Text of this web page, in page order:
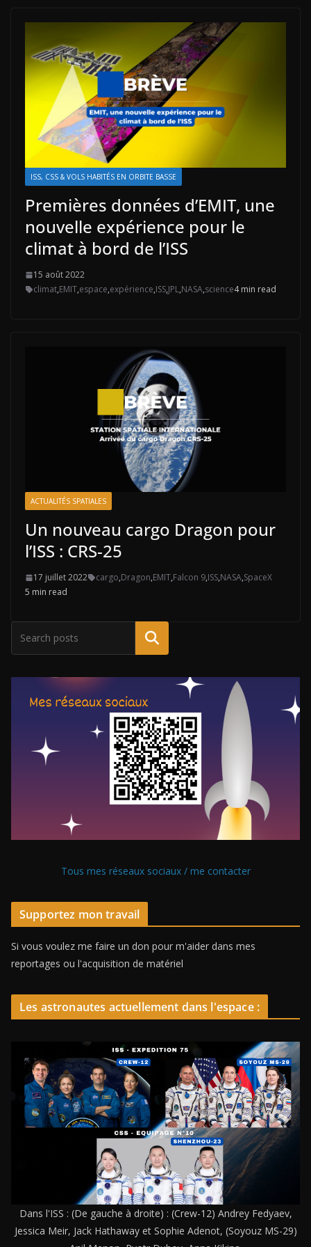
ISS, CSS & VOLS HABITÉS EN ORBITE BASSE
Premières données d’EMIT, une
nouvelle expérience pour le
climat à bord de l’ISS
15 août 2022
climat,EMIT,espace,expérience,ISS,JPL,NASA,science4 min read
ACTUALITÉS SPATIALES
Un nouveau cargo Dragon pour
l’ISS : CRS-25
17 juillet 2022 cargo,Dragon,EMIT,Falcon 9,ISS,NASA,SpaceX
5 min read
Tous mes réseaux sociaux / me contacter
Supportez mon travail
Si vous voulez me faire un don pour m'aider dans mes
reportages ou l'acquisition de matériel
Les astronautes actuellement dans l'espace :
Dans l'ISS : (De gauche à droite) : (Crew-12) Andrey Fedyaev,
Jessica Meir, Jack Hathaway et Sophie Adenot, (Soyouz MS-29)